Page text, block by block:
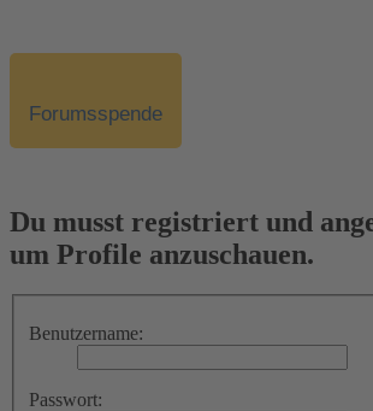
Forumsspende
Du musst registriert und
um Profile anzuschauen.
Benutzername:
Passwort: